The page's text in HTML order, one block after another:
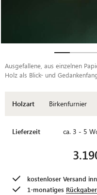
Ausgefallene, aus einzelnen
Holz als Blick- und
Holzart Birkenfurnier
Lieferzeit ca. 3 - 5
kostenloser Versand
1-monatiges